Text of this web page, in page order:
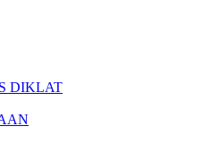
DIKLAT